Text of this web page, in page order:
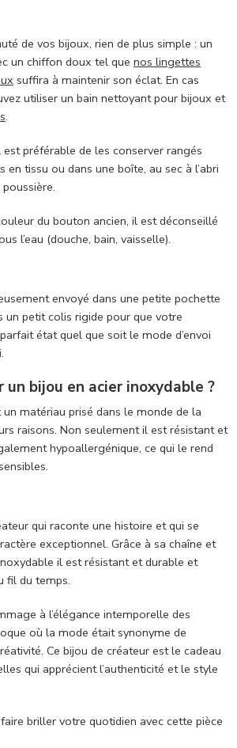
de vos bijoux, rien de plus simple : un
un chiffon doux tel que nos lingettes
suffira à maintenir son éclat. En cas
utiliser un bain nettoyant pour bijoux et
.
préférable de les conserver rangés
en tissu ou dans une boîte, au sec à l’abri
du bouton ancien, il est déconseillé
l’eau (douche, bain, vaisselle).
envoyé dans une petite pochette
un petit colis rigide pour que votre
état quel que soit le mode d’envoi
un bijou en acier inoxydable ?
un matériau prisé dans le monde de la
raisons. Non seulement il est résistant et
hypoallergénique, ce qui le rend
qui raconte une histoire et qui se
exceptionnel. Grâce à sa chaîne et
il est résistant et durable et
fil du temps.
à l’élégance intemporelle des
où la mode était synonyme de
Ce bijou de créateur est le cadeau
qui apprécient l’authenticité et le style
briller votre quotidien avec cette pièce